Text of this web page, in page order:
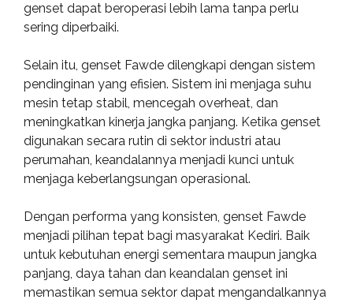
genset dapat beroperasi lebih lama tanpa perlu
sering diperbaiki.
Selain itu, genset Fawde dilengkapi dengan sistem
pendinginan yang efisien. Sistem ini menjaga suhu
mesin tetap stabil, mencegah overheat, dan
meningkatkan kinerja jangka panjang. Ketika genset
digunakan secara rutin di sektor industri atau
perumahan, keandalannya menjadi kunci untuk
menjaga keberlangsungan operasional.
Dengan performa yang konsisten, genset Fawde
menjadi pilihan tepat bagi masyarakat Kediri. Baik
untuk kebutuhan energi sementara maupun jangka
panjang, daya tahan dan keandalan genset ini
memastikan semua sektor dapat mengandalkannya